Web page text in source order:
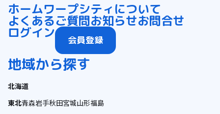
ホームワープシティについて
よくあるご質問お知らせお問合せ
ログイン 会員登録
地域から探す
北海道
東北青森岩手秋田宮城山形福島